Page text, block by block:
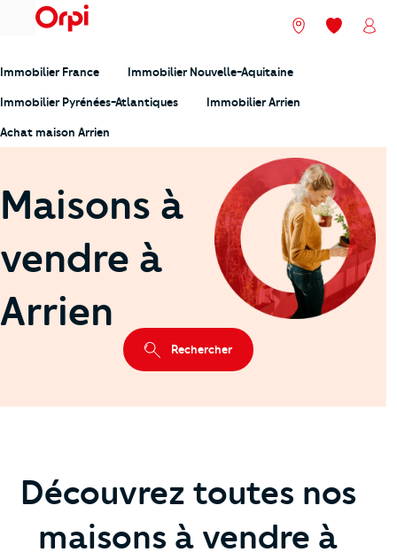
menu Nos agences
Mes
Immobilier France Immobilier Nouvelle-Aquitaine
Immobilier Pyrénées-Atlantiques Immobilier Arrien
Achat maison Arrien
Maisons à
vendre à
Arrien
Rechercher
Découvrez toutes nos
maisons à vendre à